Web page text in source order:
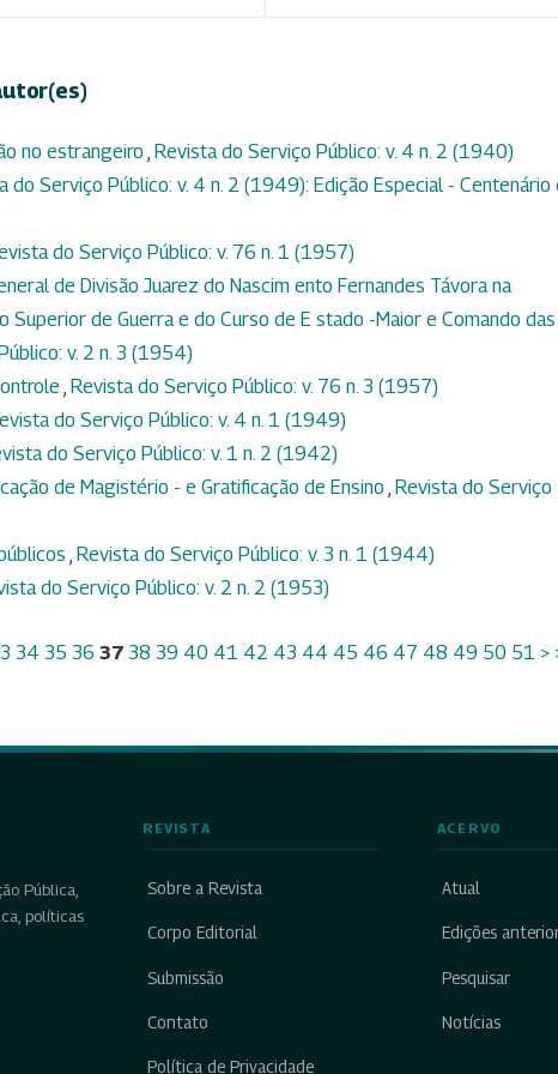
no estrangeiro , Revista do Serviço Público: v. 4 n. 2 (1940)
do Serviço Público: v. 4 n. 2 (1949): Edição Especial - Centenário
do Serviço Público: v. 76 n. 1 (1957)
de Divisão Juarez do Nascim ento Fernandes Távora na
Superior de Guerra e do Curso de E stado -Maior e Comando das
v. 2 n. 3 (1954)
, Revista do Serviço Público: v. 76 n. 3 (1957)
do Serviço Público: v. 4 n. 1 (1949)
do Serviço Público: v. 1 n. 2 (1942)
de Magistério - e Gratificação de Ensino , Revista do Serviço
, Revista do Serviço Público: v. 3 n. 1 (1944)
do Serviço Público: v. 2 n. 2 (1953)
34 35 36 37 38 39 40 41 42 43 44 45 46 47 48 49 50 51 >
Pública,
políticas
REVISTA
Sobre a Revista
Corpo Editorial
Submissão
Contato
Política de Privacidade
ACERVO
Atual
Edições
Pesquisar
Notícias